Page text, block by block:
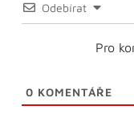
Odebírat
Pro
0 KOMENTÁŘE